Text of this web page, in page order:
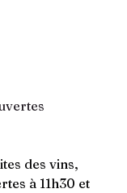
des vins,
à 11h30 et